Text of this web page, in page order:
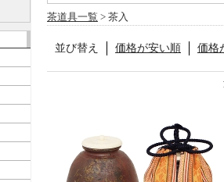
茶道具一覧 > 茶入
並び替え 価格が安い順 価格